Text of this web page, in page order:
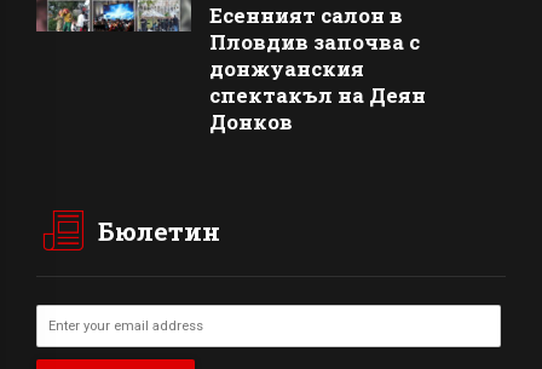
Есенният салон в
Пловдив започва с
донжуанския
спектакъл на Деян
Донков
Бюлетин